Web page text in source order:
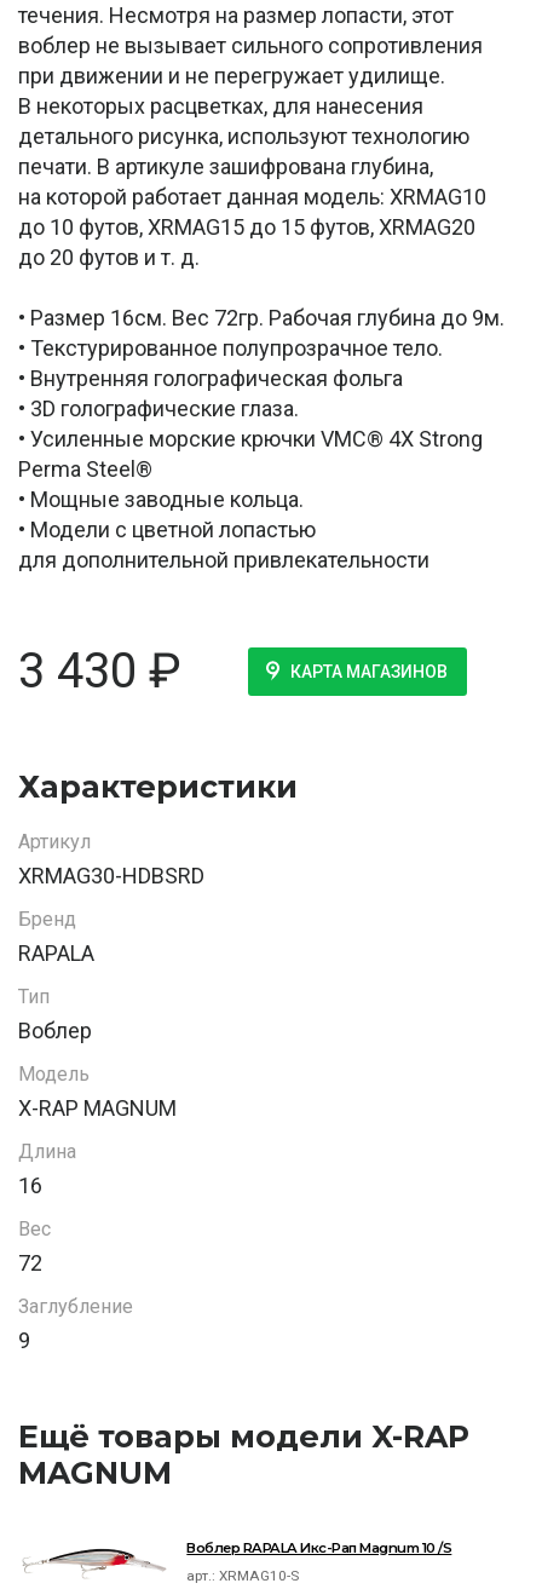
течения. Несмотря на размер лопасти, этот
воблер не вызывает сильного сопротивления
при движении и не перегружает удилище.
В некоторых расцветках, для нанесения
детального рисунка, используют технологию
печати. В артикуле зашифрована глубина,
на которой работает данная модель: XRMAG10
до 10 футов, XRMAG15 до 15 футов, XRMAG20
до 20 футов и т. д.
• Размер 16см. Вес 72гр. Рабочая глубина до 9м.
• Текстурированное полупрозрачное тело.
• Внутренняя голографическая фольга
• 3D голографические глаза.
• Усиленные морские крючки VMC® 4X Strong
Perma Steel®
• Мощные заводные кольца.
• Модели с цветной лопастью
для дополнительной привлекательности
3 430 ₽ КАРТА МАГАЗИНОВ
Характеристики
Артикул
XRMAG30-HDBSRD
Бренд
RAPALA
Тип
Воблер
Модель
X-RAP MAGNUM
Длина
16
Вес
72
Заглубление
9
Ещё товары модели X-RAP
MAGNUM
Воблер RAPALA Икс-Рап Magnum 10 /S
арт.:XRMAG10-S